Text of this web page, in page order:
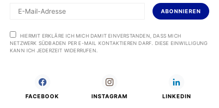
ABONNIEREN
HIERMIT ERKLÄRE ICH MICH DAMIT EINVERSTANDEN, DASS MICH
NETZWERK SÜDBADEN PER E-MAIL KONTAKTIEREN DARF. DIESE EINWILLIGUNG
KANN ICH JEDERZEIT WIDERRUFEN.
FACEBOOK INSTAGRAM LINKEDIN